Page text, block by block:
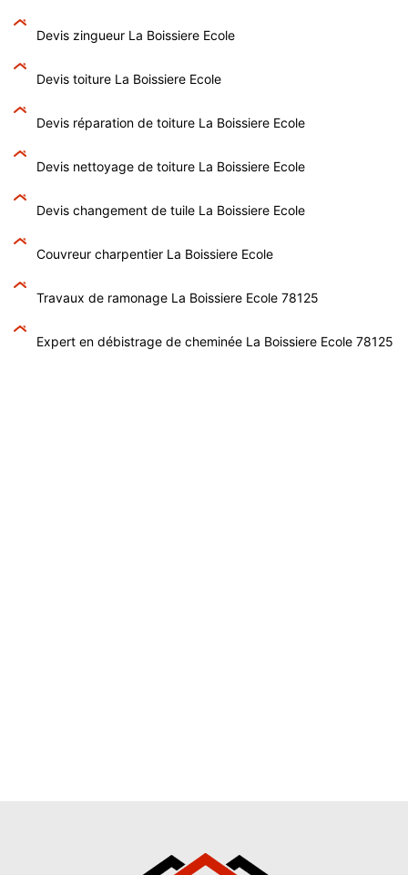
Devis zingueur La Boissiere Ecole
Devis toiture La Boissiere Ecole
Devis réparation de toiture La Boissiere Ecole
Devis nettoyage de toiture La Boissiere Ecole
Devis changement de tuile La Boissiere Ecole
Couvreur charpentier La Boissiere Ecole
Travaux de ramonage La Boissiere Ecole 78125
Expert en débistrage de cheminée La Boissiere Ecole 78125